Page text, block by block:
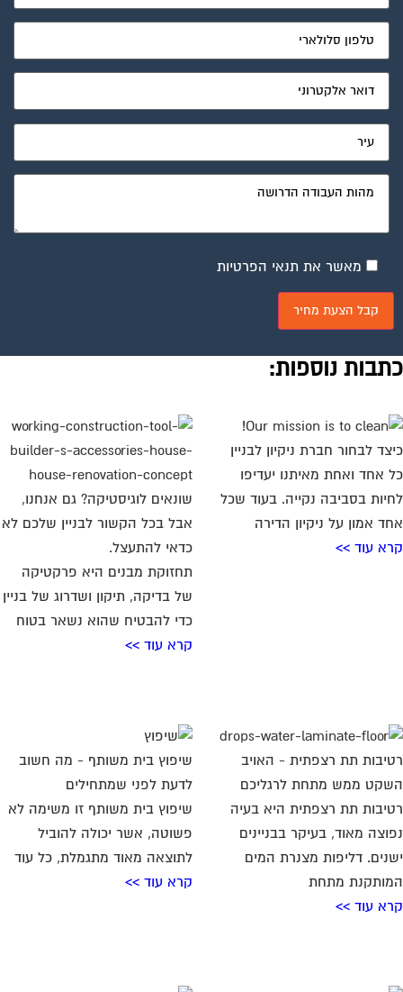
מאשר את תנאי הפרטיות
נוספות:
לבחור חברת ניקיון לבניין
אחד ואחת מאיתנו יעדיפו
בסביבה נקייה. בעוד שכל
אמון על ניקיון הדירה
עוד >>
שונאים לוגיסטיקה? גם אנחנו,
אבל בכל הקשור לבניין שלכם לא
כדאי להתעצל.
תחזוקת מבנים היא פרקטיקה
של בדיקה, תיקון ושדרוג של בניין
כדי להבטיח שהוא נשאר בטוח
קרא עוד >>
תת רצפתית - האויב
ממש מתחת לרגליכם
תת רצפתית היא בעיה
מאוד, בעיקר בבניינים
דליפות מצנרת המים
מתחת
עוד >>
שיפוץ בית משותף - מה חשוב
לדעת לפני שמתחילים
שיפוץ בית משותף זו משימה לא
פשוטה, אשר יכולה להוביל
לתוצאה מאוד מתגמלת, כל עוד
קרא עוד >>